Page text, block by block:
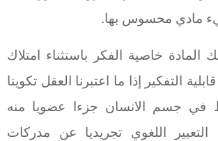
مادي محسوس بها.
المادة خاصية الفكر باستثناء امتلاك
التفكير إذا ما اعتبرنا العقل تكوينا
في جسم الانسان جزءا عضويا منه
التعبير اللغوي تجريديا عن مدركات